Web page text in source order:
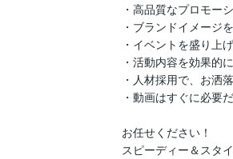
・高品質なプロモー
・ブランドイメージ
・イベントを盛り上
・活動内容を効果的
・人材採用で、お洒
・動画はすぐに必要
お任せください！
スピーディー＆スタ